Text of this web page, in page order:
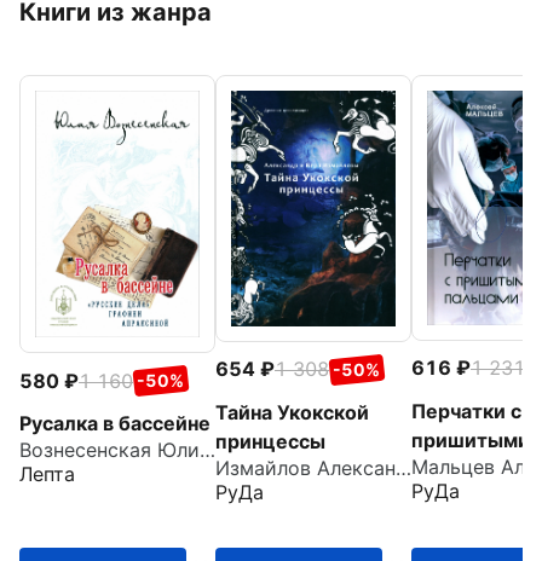
Книги из жанра
580 1 160 -50%
Русалка в бассейне
Вознесенская Юлия Николаевна
Лепта
654 1 308 -50%
Тайна Укокской
принцессы
Измайлов Александр
РуДа
616 1 231
Перчатки с
пришитыми
пальцами
РуДа